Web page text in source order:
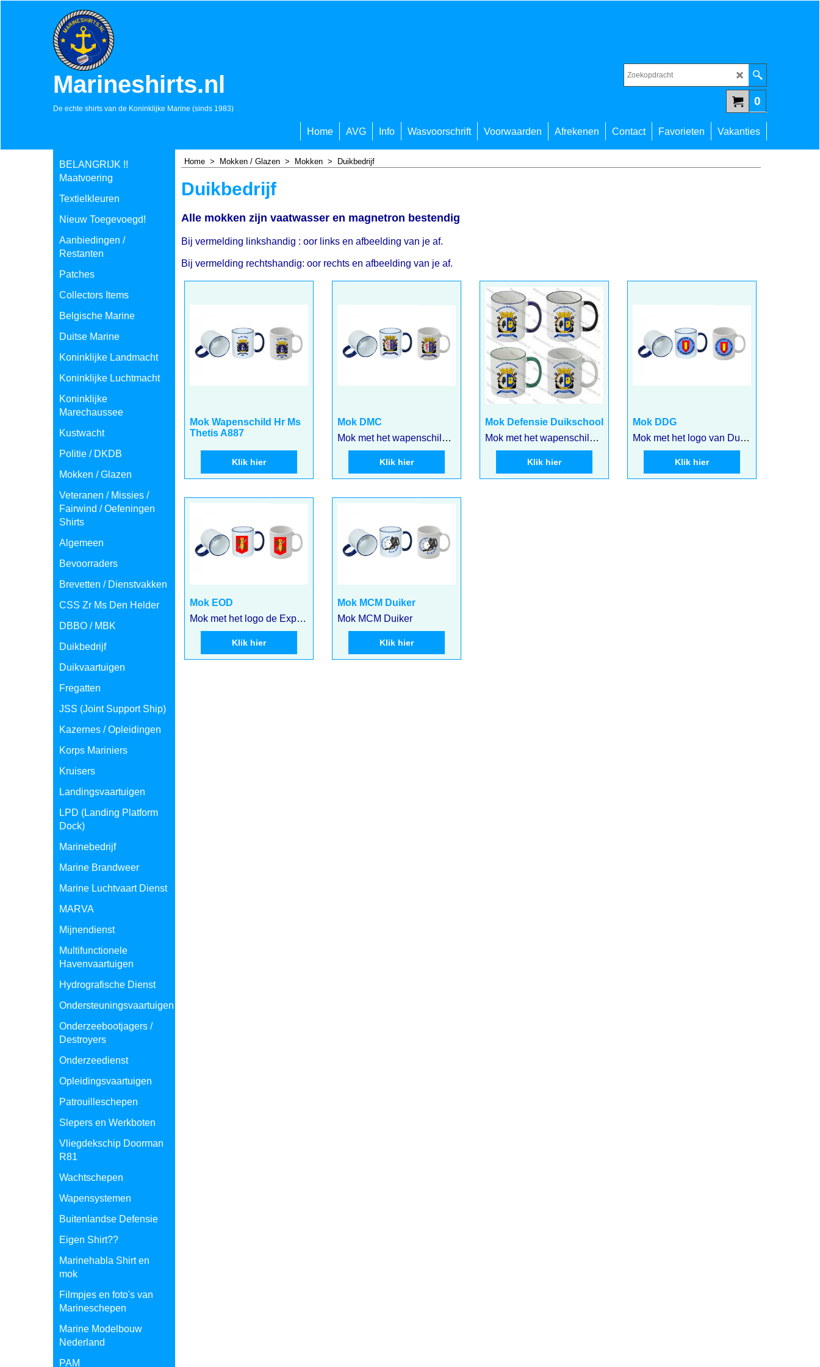
Marineshirts.nl
De echte shirts van de Koninklijke Marine (sinds 1983)
0
Home AVG Info Wasvoorschrift Voorwaarden Afrekenen Contact Favorieten Vakanties
BELANGRIJK !!
Maatvoering
Textielkleuren
Nieuw Toegevoegd!
Aanbiedingen /
Restanten
Patches
Collectors Items
Belgische Marine
Duitse Marine
Koninklijke Landmacht
Koninklijke Luchtmacht
Koninklijke
Marechaussee
Kustwacht
Politie / DKDB
Mokken / Glazen
Veteranen / Missies /
Fairwind / Oefeningen
Shirts
Algemeen
Bevoorraders
Brevetten / Dienstvakken
CSS Zr Ms Den Helder
DBBO / MBK
Duikbedrijf
Duikvaartuigen
Fregatten
JSS (Joint Support Ship)
Kazernes / Opleidingen
Korps Mariniers
Kruisers
Landingsvaartuigen
LPD (Landing Platform
Dock)
Marinebedrijf
Marine Brandweer
Marine Luchtvaart Dienst
MARVA
Mijnendienst
Multifunctionele
Havenvaartuigen
Hydrografische Dienst
Ondersteuningsvaartuigen
Onderzeebootjagers /
Destroyers
Onderzeedienst
Opleidingsvaartuigen
Patrouilleschepen
Slepers en Werkboten
Vliegdekschip Doorman
R81
Wachtschepen
Wapensystemen
Buitenlandse Defensie
Eigen Shirt??
Marinehabla Shirt en
mok
Filmpjes en foto's van
Marineschepen
Marine Modelbouw
Nederland
PAM
Home > Mokken / Glazen > Mokken > Duikbedrijf
Duikbedrijf
Alle mokken zijn vaatwasser en magnetron bestendig
Bij vermelding linkshandig : oor links en afbeelding van je af.
Bij vermelding rechtshandig: oor rechts en afbeelding van je af.
€6.75
incl BTW
5.58 excl BTW
Thetis A887
€6.75
incl BTW
€ 5.58 excl BTW
€6.75
incl BTW
€ 5.58 excl BTW
€6.75
incl BTW
€ 5.58 excl BTW
€6.75
incl BTW
€ 5.58 excl BTW
€6.75
incl BTW
€ 5.58 excl BTW
Mok MCM Duiker